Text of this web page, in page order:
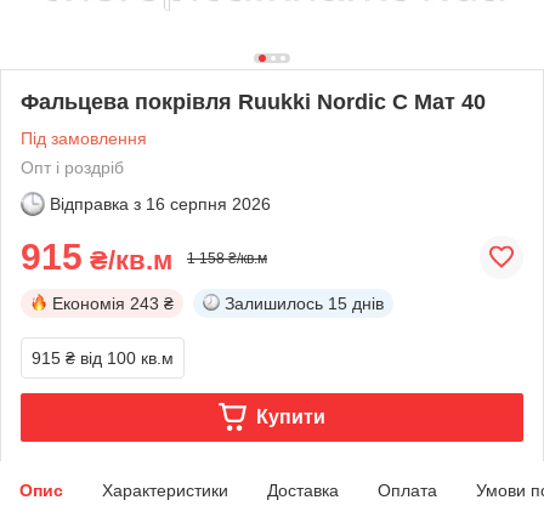
Фальцева покрівля Ruukki Nordic C Мат 40
Під замовлення
Опт і роздріб
Відправка з 16 серпня 2026
915 ₴/кв.м 1 158 ₴/кв.м
Економія 243 ₴ Залишилось 15 днів
915 ₴ від 100 кв.м
Купити
Опис Характеристики Доставка Оплата Умови